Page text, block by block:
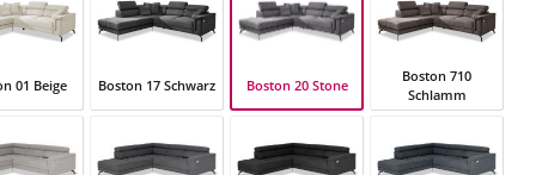
01 Beige
01 Beige
Boston 17 Schwarz
Boston 17 Schwarz
Boston 20 Stone
Boston 20 Stone
Boston 710
Schlamm
Boston 710